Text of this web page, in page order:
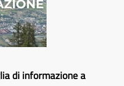
di informazione a